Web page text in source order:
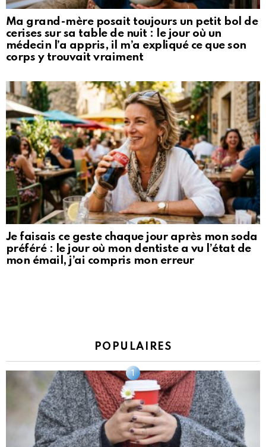
Ma grand-mère posait toujours un petit bol de
cerises sur sa table de nuit : le jour où un
médecin l’a appris, il m’a expliqué ce que son
corps y trouvait vraiment
Je faisais ce geste chaque jour après mon soda
préféré : le jour où mon dentiste a vu l’état de
mon émail, j’ai compris mon erreur
POPULAIRES